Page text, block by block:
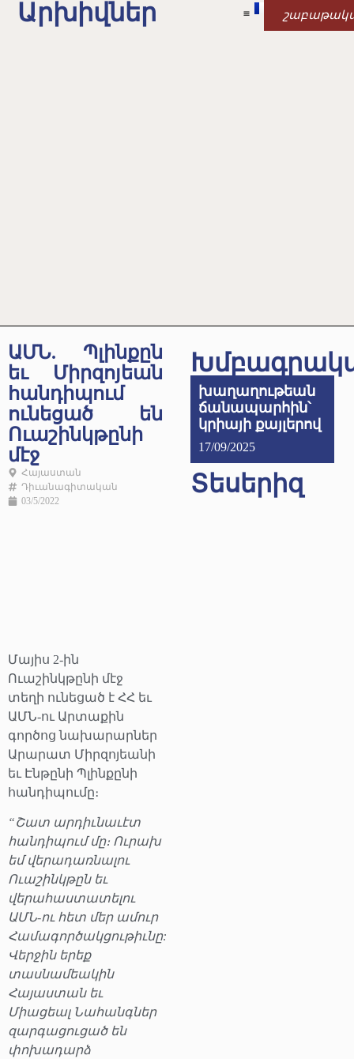
Արխիվներ
ԱՄՆ. Պլինքըն
եւ Միրզոյեան
հանդիպում
ունեցած են
Ուաշինկթընի
մէջ
Հայաստան
Դիւանագիտական
03/5/2022
Մայիս 2-ին
Ուաշինկթընի մէջ
տեղի ունեցած է ՀՀ եւ
ԱՄՆ-ու Արտաքին
գործոց նախարարներ
Արարատ Միրզոյեանի
եւ Էնթընի Պլինքընի
հանդիպումը։
“Շատ արդիւնաւէտ
հանդիպում մը։ Ուրախ
եմ վերադառնալու
Ուաշինկթըն եւ
վերահաստատելու
ԱՄՆ-ու հետ մեր ամուր
Համագործակցութիւնը:
Վերջին երեք
տասնամեակին
Հայաստան եւ
Միացեալ Նահանգներ
զարգացուցած են
փոխադարձ
խաղաղութեան
ճանապարհին՝
կրիայի քայլերով
17/09/2025
Տեսերիզ